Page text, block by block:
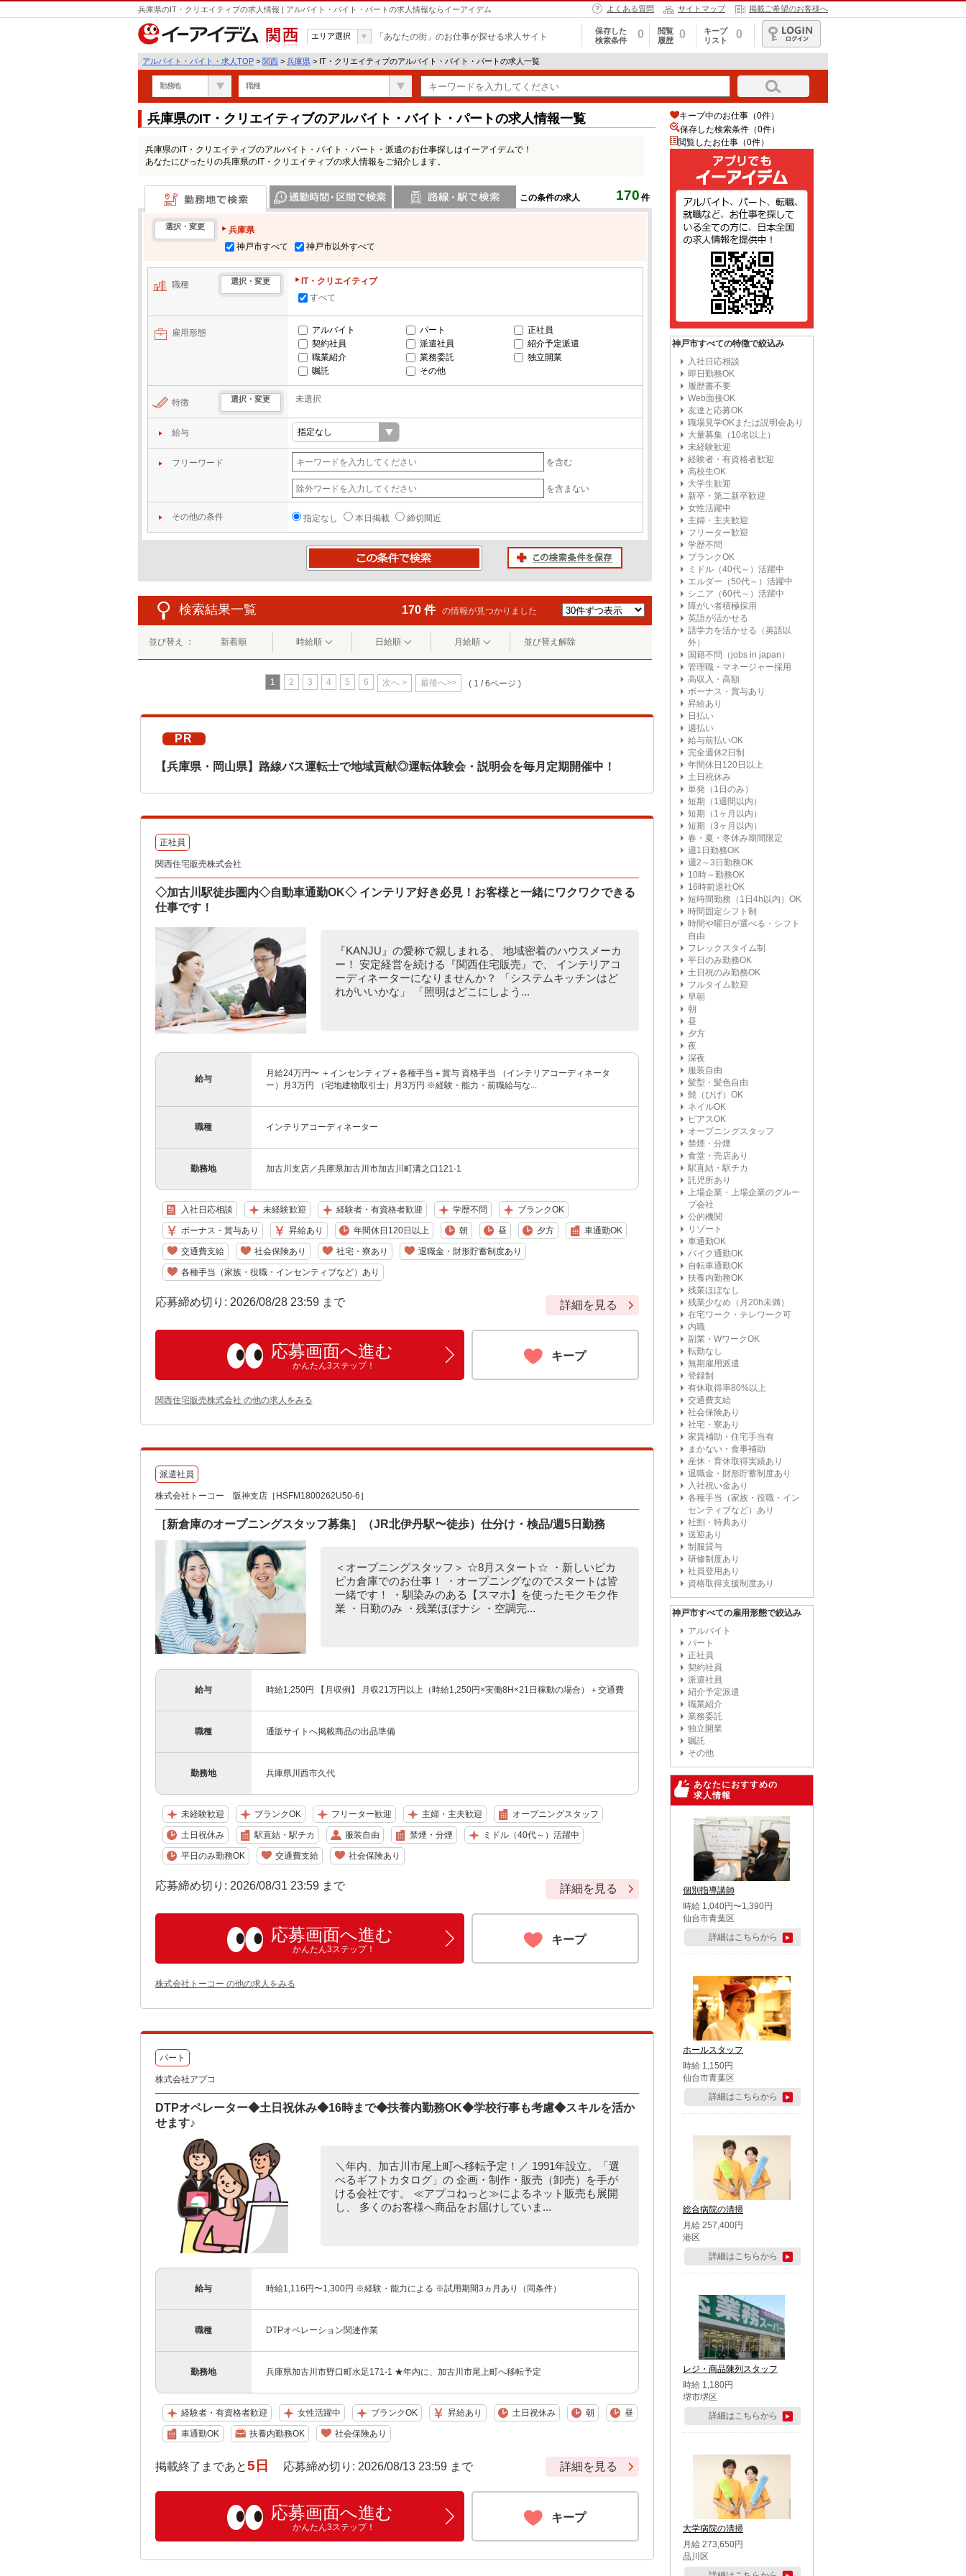
兵庫県のIT・クリエイティブの求人情報 | アルバイト・バイト・パートの求人情報ならイーアイデム よくある質問 サイトマップ 掲載ご希望のお客様へ
関西
エリア選択 「あなたの街」のお仕事が探せる求人サイト
保存した
検索条件
0
閲覧
履歴
0
キープ
リスト
0
ログイン
アルバイト・バイト・求人TOP > 関西 > 兵庫県 > IT・クリエイティブのアルバイト・バイト・パートの求人一覧
勤務地 職種
兵庫県のIT・クリエイティブのアルバイト・バイト・パートの求人情報一覧
兵庫県のIT・クリエイティブのアルバイト・バイト・パート・派遣のお仕事探しはイーアイデムで！
あなたにぴったりの兵庫県のIT・クリエイティブの求人情報をご紹介します。
この条件の求人 170 件
勤務地で検索
選択・変更
兵庫県
神戸市すべて
神戸市以外すべて
職種 選択・変更
IT・クリエイティブ
すべて
雇用形態 アルバイト パート
正社員
契約社員
派遣社員
紹介予定派遣
職業紹介
業務委託
独立開業
嘱託
その他
特徴 選択・変更 未選択
給与
フリーワード を含む
を含まない
その他の条件 指定なし 本日掲載 締切間近
検索結果一覧 170 件 の情報が見つかりました
並び替え ： 新着順 時給順 日給順 月給順 並び替え解除
1 2 3 4 5 6 次へ > 最後へ>> ( 1 / 6ページ )
PR
【兵庫県・岡山県】路線バス運転士で地域貢献◎運転体験会・説明会を毎月定期開催中！
正社員
関西住宅販売株式会社
◇加古川駅徒歩圏内◇自動車通勤OK◇ インテリア好き必見！お客様と一緒にワクワクできる
仕事です！
『KANJU』の愛称で親しまれる、 地域密着のハウスメーカ
ー！ 安定経営を続ける『関西住宅販売』で、 インテリアコ
ーディネーターになりませんか？ 「システムキッチンはど
れがいいかな」 「照明はどこにしよう...
給与
月給24万円〜 ＋インセンティブ＋各種手当＋賞与 資格手当 （インテリアコーディネータ
ー）月3万円 （宅地建物取引士）月3万円 ※経験・能力・前職給与な...
職種 インテリアコーディネーター
勤務地 加古川支店／兵庫県加古川市加古川町溝之口121-1
入社日応相談 未経験歓迎 経験者・有資格者歓迎 学歴不問 ブランクOK
ボーナス・賞与あり 昇給あり 年間休日120日以上 朝 昼 夕方 車通勤OK
交通費支給 社会保険あり 社宅・寮あり 退職金・財形貯蓄制度あり
各種手当（家族・役職・インセンティブなど）あり
応募締め切り: 2026/08/28 23:59 まで 詳細を見る
応募画面へ進む
かんたん3ステップ！
キープ
関西住宅販売株式会社 の他の求人をみる
派遣社員
株式会社トーコー 阪神支店［HSFM1800262U50-6］
［新倉庫のオープニングスタッフ募集］（JR北伊丹駅〜徒歩）仕分け・検品/週5日勤務
＜オープニングスタッフ＞ ☆8月スタート☆ ・新しいピカ
ピカ倉庫でのお仕事！ ・オープニングなのでスタートは皆
一緒です！ ・馴染みのある【スマホ】を使ったモクモク作
業 ・日勤のみ ・残業ほぼナシ ・空調完...
給与 時給1,250円 【月収例】 月収21万円以上（時給1,250円×実働8H×21日稼動の場合）＋交通費
職種 通販サイトへ掲載商品の出品準備
勤務地 兵庫県川西市久代
未経験歓迎 ブランクOK フリーター歓迎 主婦・主夫歓迎 オープニングスタッフ
土日祝休み 駅直結・駅チカ 服装自由 禁煙・分煙 ミドル（40代～）活躍中
平日のみ勤務OK 交通費支給 社会保険あり
応募締め切り: 2026/08/31 23:59 まで 詳細を見る
応募画面へ進む
かんたん3ステップ！
キープ
株式会社トーコー の他の求人をみる
パート
株式会社アプコ
DTPオペレーター◆土日祝休み◆16時まで◆扶養内勤務OK◆学校行事も考慮◆スキルを活か
せます♪
＼年内、加古川市尾上町へ移転予定！／ 1991年設立。「選
べるギフトカタログ」の 企画・制作・販売（卸売）を手が
ける会社です。 ≪アプコねっと≫によるネット販売も展開
し、 多くのお客様へ商品をお届けしていま...
給与 時給1,116円〜1,300円 ※経験・能力による ※試用期間3ヵ月あり（同条件）
職種 DTPオペレーション関連作業
勤務地 兵庫県加古川市野口町水足171-1 ★年内に、加古川市尾上町へ移転予定
経験者・有資格者歓迎 女性活躍中 ブランクOK 昇給あり 土日祝休み 朝 昼
車通勤OK 扶養内勤務OK 社会保険あり
掲載終了まであと5日 応募締め切り: 2026/08/13 23:59 まで 詳細を見る
応募画面へ進む
かんたん3ステップ！
キープ
キープ中のお仕事（0件）
保存した検索条件（0件）
閲覧したお仕事（0件）
神戸市すべての特徴で絞込み
入社日応相談
即日勤務OK
履歴書不要
Web面接OK
友達と応募OK
職場見学OKまたは説明会あり
大量募集（10名以上）
未経験歓迎
経験者・有資格者歓迎
高校生OK
大学生歓迎
新卒・第二新卒歓迎
女性活躍中
主婦・主夫歓迎
フリーター歓迎
学歴不問
ブランクOK
ミドル（40代～）活躍中
エルダー（50代～）活躍中
シニア（60代～）活躍中
障がい者積極採用
英語が活かせる
語学力を活かせる（英語以
外）
国籍不問（jobs in japan）
管理職・マネージャー採用
高収入・高額
ボーナス・賞与あり
昇給あり
日払い
週払い
給与前払いOK
完全週休2日制
年間休日120日以上
土日祝休み
単発（1日のみ）
短期（1週間以内）
短期（1ヶ月以内）
短期（3ヶ月以内）
春・夏・冬休み期間限定
週1日勤務OK
週2～3日勤務OK
10時～勤務OK
16時前退社OK
短時間勤務（1日4h以内）OK
時間固定シフト制
時間や曜日が選べる・シフト
自由
フレックスタイム制
平日のみ勤務OK
土日祝のみ勤務OK
フルタイム歓迎
早朝
朝
昼
夕方
夜
深夜
服装自由
髪型・髪色自由
髭（ひげ）OK
ネイルOK
ピアスOK
オープニングスタッフ
禁煙・分煙
食堂・売店あり
駅直結・駅チカ
託児所あり
上場企業・上場企業のグルー
プ会社
公的機関
リゾート
車通勤OK
バイク通勤OK
自転車通勤OK
扶養内勤務OK
残業ほぼなし
残業少なめ（月20h未満）
在宅ワーク・テレワーク可
内職
副業・WワークOK
転勤なし
無期雇用派遣
登録制
有休取得率80%以上
交通費支給
社会保険あり
社宅・寮あり
家賃補助・住宅手当有
まかない・食事補助
産休・育休取得実績あり
退職金・財形貯蓄制度あり
入社祝い金あり
各種手当（家族・役職・イン
センティブなど）あり
社割・特典あり
送迎あり
制服貸与
研修制度あり
社員登用あり
資格取得支援制度あり
神戸市すべての雇用形態で絞込み
アルバイト
パート
正社員
契約社員
派遣社員
紹介予定派遣
職業紹介
業務委託
独立開業
嘱託
その他
あなたにおすすめの
求人情報
個別指導講師
時給 1,040円〜1,390円
仙台市青葉区
詳細はこちらから
ホールスタッフ
時給 1,150円
仙台市青葉区
詳細はこちらから
総合病院の清掃
月給 257,400円
港区
詳細はこちらから
レジ・商品陳列スタッフ
時給 1,180円
堺市堺区
詳細はこちらから
大学病院の清掃
月給 273,650円
品川区